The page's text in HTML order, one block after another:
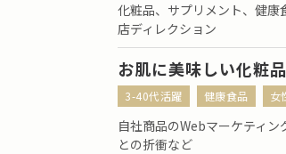
化粧品、サプリメント、健康
店ディレクション
お肌に美味しい化粧
3-40代活躍 健康食品 女
自社商品のWebマーケティ
との折衝など